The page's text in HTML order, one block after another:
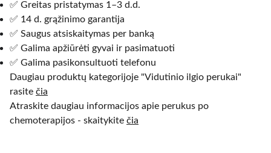
✅ Greitas pristatymas 1–3 d.d.
✅ 14 d. grąžinimo garantija
✅ Saugus atsiskaitymas per banką
✅ Galima apžiūrėti gyvai ir pasimatuoti
✅ Galima pasikonsultuoti telefonu
Daugiau produktų kategorijoje "Vidutinio ilgio perukai"
rasite čia
Atraskite daugiau informacijos apie perukus po
chemoterapijos - skaitykite čia